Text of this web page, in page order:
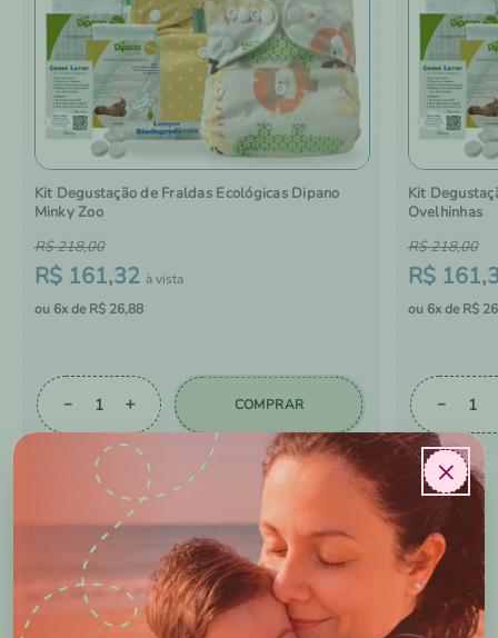
×
Kit Degustação de Fraldas Ecológicas Dipano
Minky Zoo
R$ 161,32
R$218,00
6 R$ 26,88
＋
－ COMPRAR
Kit
Ovelhinhas
R$ 161,
R$218,00
6 R$ 26
－